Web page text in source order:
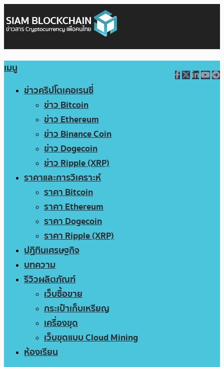
เมนู
ข่าวคริปโตเคอเรนซี่
ข่าว Bitcoin
ข่าว Ethereum
ข่าว Binance Coin
ข่าว Dogecoin
ข่าว Ripple (XRP)
ราคาและการวิเคราะห์
ราคา Bitcoin
ราคา Ethereum
ราคา Dogecoin
ราคา Ripple (XRP)
ปฏิทินเศรษฐกิจ
บทความ
รีวิวผลิตภัณฑ์
เว็บซื้อขาย
กระเป๋าเก็บเหรียญ
เครื่องขุด
เว็บขุดแบบ Cloud Mining
ห้องเรียน